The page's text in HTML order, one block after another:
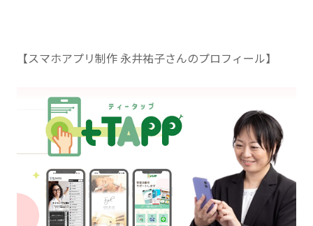
【スマホアプリ制作 永井祐子さんのプロフィール】